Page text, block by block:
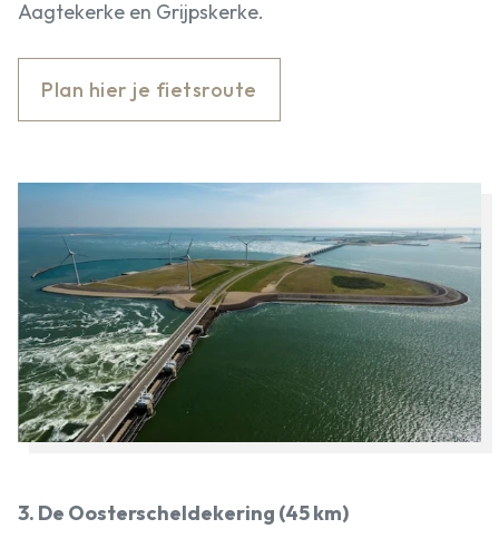
Aagtekerke en Grijpskerke.
Plan hier je fietsroute
3. De Oosterscheldekering (45 km)